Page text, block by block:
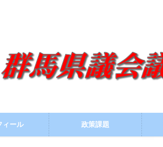
ィール 政策課題